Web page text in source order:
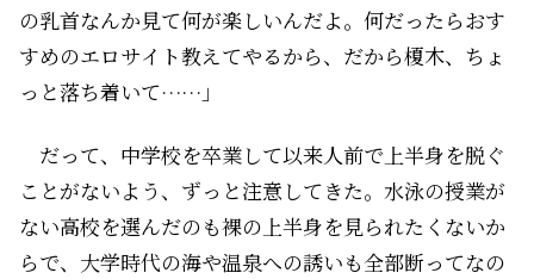
の乳首なんか見て何が楽しいんだよ。何だったらおす
すめのエロサイト教えてやるから、だから榎木、ちょ
っと落ち着いて……」
だって、中学校を卒業して以来人前で上半身を脱ぐ
ことがないよう、ずっと注意してきた。水泳の授業が
ない高校を選んだのも裸の上半身を見られたくないか
らで、大学時代の海や温泉への誘いも全部断って――なの